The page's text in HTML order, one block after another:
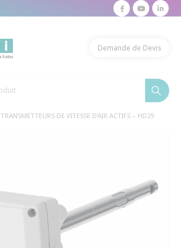
Demande de Devis
TRANSMETTEURS DE VITESSE D’AIR ACTIFS – HD29